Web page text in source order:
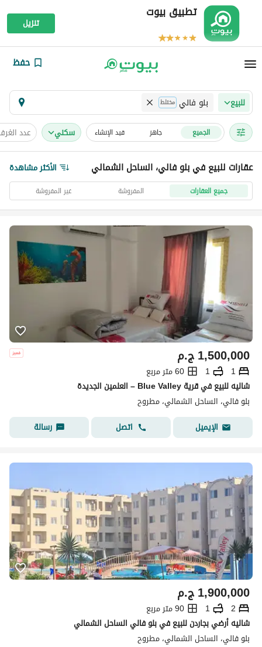
تطبيق بيوت
تنزيل
حفظ
للبيع بلو فالي مختلط
الجميع جاهز قيد الإنشاء سكني عدد
عقارات للبيع في بلو فالي، الساحل الشمالي الأكثر مشاهدة
جميع العقارات المفروشة غير المفروشة
ج.م1,500,000
1
1
60 متر مربع
شاليه للبيع في قرية Blue Valley – العلمين الجديدة
بلو فالي، الساحل الشمالي، مطروح
الإيميل
اتصل رسالة
ج.م1,900,000
2
1
90 متر مربع
شاليه أرضي بجاردن للبيع في بلو فالي الساحل الشمالي
بلو فالي، الساحل الشمالي، مطروح